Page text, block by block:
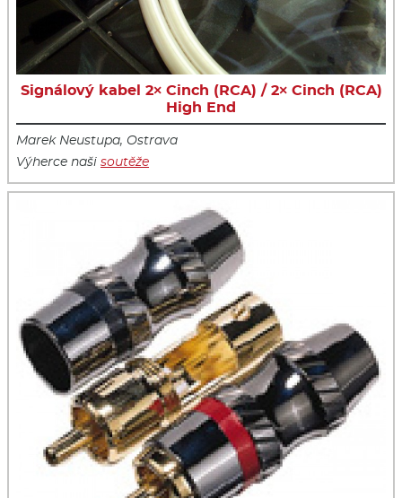
Signálový kabel 2× Cinch (RCA) / 2× Cinch (RCA)
High End
Marek Neustupa, Ostrava
Výherce naši soutěže